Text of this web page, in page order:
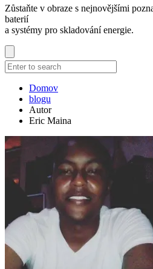
Zůstaňte v obraze s nejnovějšími
baterií
a systémy pro skladování energie.
Domov
blogu
Autor
Eric Maina